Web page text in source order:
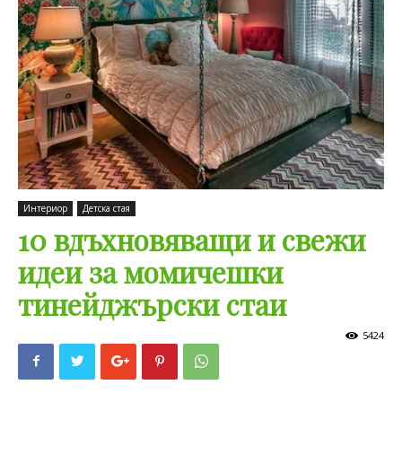
Интериор Детска стая
10 вдъхновяващи и свежи
идеи за момичешки
тинейджърски стаи
5424